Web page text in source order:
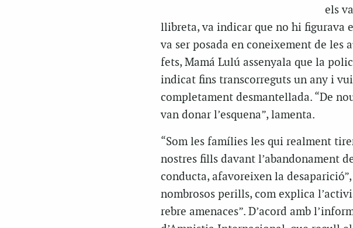
els
llibreta, va indicar que no hi figurava
va ser posada en coneixement de
fets, Mamá Lulú assenyala que la
indicat fins transcorreguts un any i
completament desmantellada. “De
van donar l’esquena”, lamenta.
“Som les famílies les qui realment
nostres fills davant l’abandonament
conducta, afavoreixen la
nombrosos perills, com explica
rebre amenaces”. D’acord amb